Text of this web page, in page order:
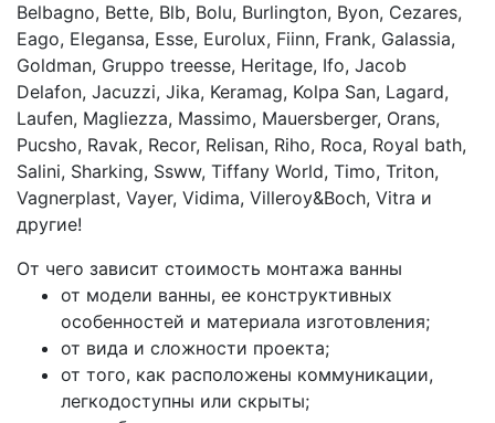
Belbagno, Bette, Blb, Bolu, Burlington, Byon, Cezares,
Eago, Elegansa, Esse, Eurolux, Fiinn, Frank, Galassia,
Goldman, Gruppo treesse, Heritage, Ifo, Jacob
Delafon, Jacuzzi, Jika, Keramag, Kolpa San, Lagard,
Laufen, Magliezza, Massimo, Mauersberger, Orans,
Pucsho, Ravak, Recor, Relisan, Riho, Roca, Royal bath,
Salini, Sharking, Ssww, Tiffany World, Timo, Triton,
Vagnerplast, Vayer, Vidima, Villeroy&Boch, Vitra и
другие!
От чего зависит стоимость монтажа ванны
от модели ванны, ее конструктивных
особенностей и материала изготовления;
от вида и сложности проекта;
от того, как расположены коммуникации,
легкодоступны или скрыты;